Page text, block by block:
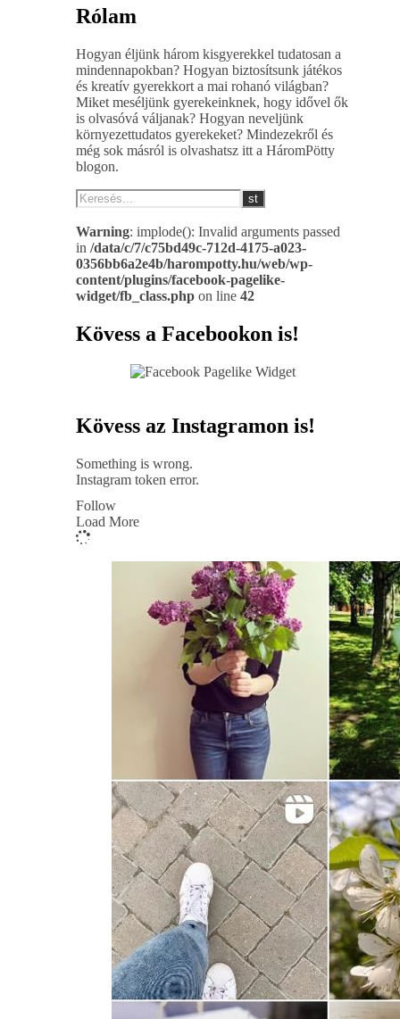
Rólam
Hogyan éljünk három kisgyerekkel tudatosan a
mindennapokban? Hogyan biztosítsunk játékos
és kreatív gyerekkort a mai rohanó világban?
Miket meséljünk gyerekeinknek, hogy idővel ők
is olvasóvá váljanak? Hogyan neveljünk
környezettudatos gyerekeket? Mindezekről és
még sok másról is olvashatsz itt a HáromPötty
blogon.
Warning: implode(): Invalid arguments passed
in /data/c/7/c75bd49c-712d-4175-a023-
0356bb6a2e4b/harompotty.hu/web/wp-
content/plugins/facebook-pagelike-
widget/fb_class.php on line 42
Kövess a Facebookon is!
Kövess az Instagramon is!
Something is wrong.
Instagram token error.
Follow
Load More